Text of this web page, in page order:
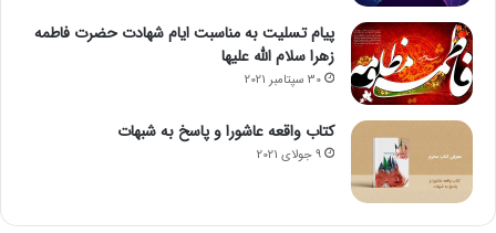
درادامه، روی Install و سپس Continue کلیک کنید.
در پنجره‌ی باز‌شده، اکانت خود را انتخاب و روی Allow کلیک کنید.
پیام تسلیت به مناسبت ایام شهادت حضرت فاطمه
زهرا سلام الله علیها
30 سپتامبر 2021
کتاب واقعه عاشورا و پاسخ به شبهات
9 جولای 2021